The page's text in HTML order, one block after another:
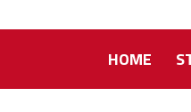
HOME